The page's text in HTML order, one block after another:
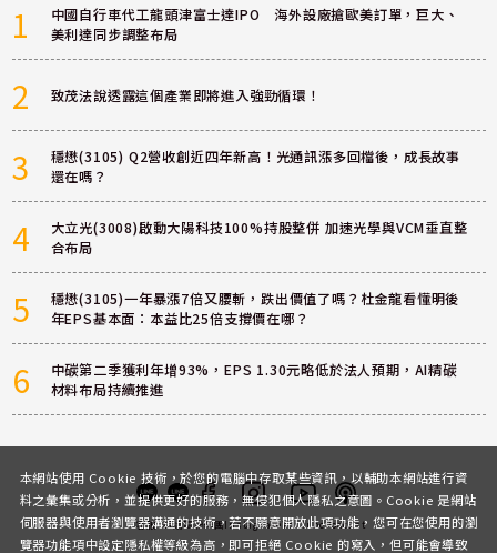
1
中國自行車代工龍頭津富士達IPO 海外設廠搶歐美訂單，巨大、
美利達同步調整布局
2 致茂法說透露這個產業即將進入強勁循環！
3
穩懋(3105) Q2營收創近四年新高！光通訊漲多回檔後，成長故事
還在嗎？
4
大立光(3008)啟動大陽科技100%持股整併 加速光學與VCM垂直整
合布局
5
穩懋(3105)一年暴漲7倍又腰斬，跌出價值了嗎？杜金龍看懂明後
年EPS基本面：本益比25倍支撐價在哪？
6
中碳第二季獲利年增93%，EPS 1.30元略低於法人預期，AI精碳
材料布局持續推進
客服 討論區粉絲團InstagramYoutubePodcast
本網站使用 Cookie 技術，於您的電腦中存取某些資訊，以輔助本網站進行資
料之彙集或分析，並提供更好的服務，無侵犯個人隱私之意圖。Cookie 是網站
伺服器與使用者瀏覽器溝通的技術，若不願意開放此項功能，您可在您使用的瀏
覽器功能項中設定隱私權等級為高，即可拒絕 Cookie 的寫入，但可能會導致